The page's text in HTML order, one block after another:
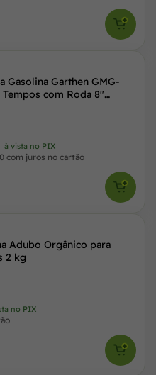
Gasolina Garthen GMG-
com Roda 8"
à vista no PIX
com juros no cartão
Adubo Orgânico para
2 kg
no PIX